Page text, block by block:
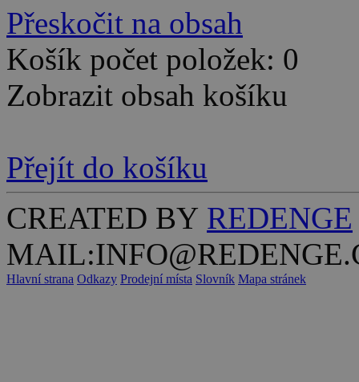
Přeskočit na obsah
Košík počet položek: 0
Zobrazit obsah košíku
Přejít do košíku
CREATED BY REDENGE
Hlavní strana Odkazy Prodejní místa Slovník Mapa stránek